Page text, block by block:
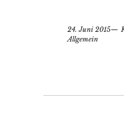
24. Juni 2015
Allgemein